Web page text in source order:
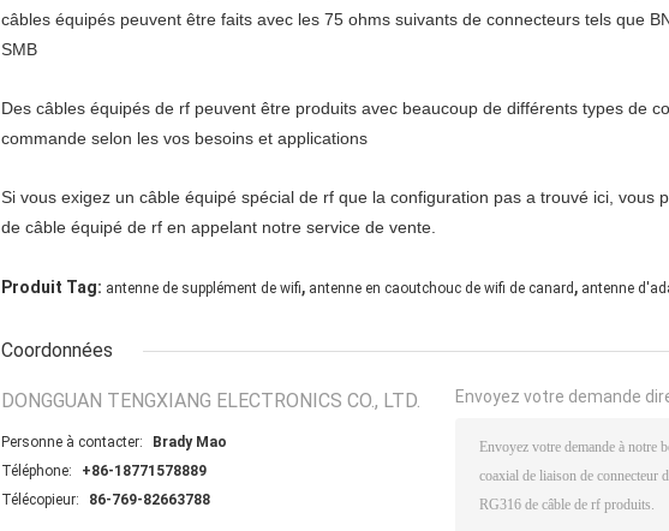
câbles équipés peuvent être faits avec les 75 ohms suivants de connecteurs tels que
SMB
Des câbles équipés de rf peuvent être produits avec beaucoup de différents types de
commande selon les vos besoins et applications
Si vous exigez un câble équipé spécial de rf que la configuration pas a trouvé ici, vous
de câble équipé de rf en appelant notre service de vente.
Produit Tag: antenne de supplément de wifi, antenne en caoutchouc de wifi de canard , antenne
Coordonnées
DONGGUAN TENGXIANG ELECTRONICS CO., LTD.
Personne à contacter:
Brady Mao
Téléphone:
+86-18771578889
Télécopieur:
86-769-82663788
Envoyez votre demande